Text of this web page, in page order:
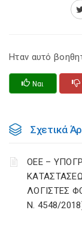
Ηταν αυτό
Ναι
Σχετικά
ΟΕΕ –
ΛΟΓΙΣΤΕΣ
Ν. 4548/